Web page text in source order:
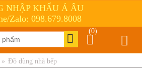
NHẬP KHẨU Á ÂU
Zalo: 098.679.8008
(0)
» Đồ dùng nhà bếp